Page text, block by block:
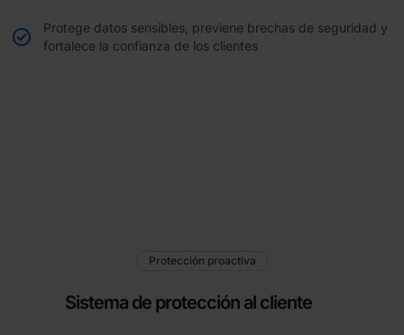
Protege datos sensibles, previene brechas de seguridad y
fortalece la confianza de los clientes
Protección proactiva
Sistema de protección al cliente